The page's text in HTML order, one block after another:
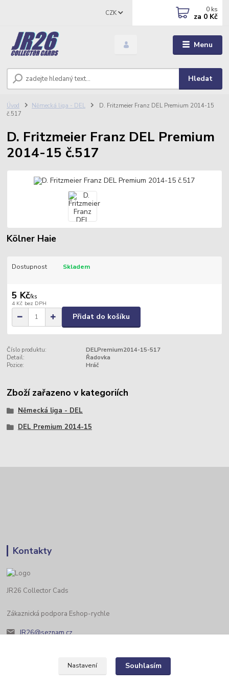
Menu
CZK
Hledat
0 ks
za 0 Kč
Úvod Německá liga - DEL
D. Fritzmeier Franz DEL Premium 2014-15
č.517
D. Fritzmeier Franz DEL Premium
2014-15 č.517
Kölner Haie
Dostupnost Skladem
5 Kč/ks
4 Kč bez DPH
Přidat do košíku
Číslo produktu:
DELPremium2014-15-517
Detail:
Řadovka
Pozice:
Hráč
Zboží zařazeno v kategoriích
Německá liga - DEL
DEL Premium 2014-15
Kontakty
JR26 Collector Cads
Zákaznická podpora Eshop-rychle
JR26@seznam.cz
Nastavení Souhlasím